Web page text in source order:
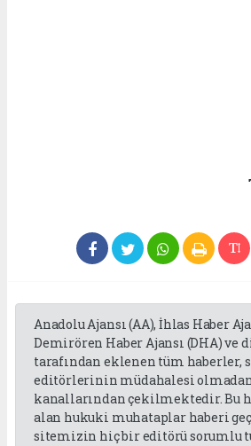
Anadolu Ajansı (AA), İhlas Haber
Demirören Haber Ajansı (DHA) ve
tarafından eklenen tüm haberler,
editörlerinin müdahalesi
kanallarından çekilmektedir. Bu
alan hukuki muhataplar haberi
sitemizin hiç bir editörü sorumlu